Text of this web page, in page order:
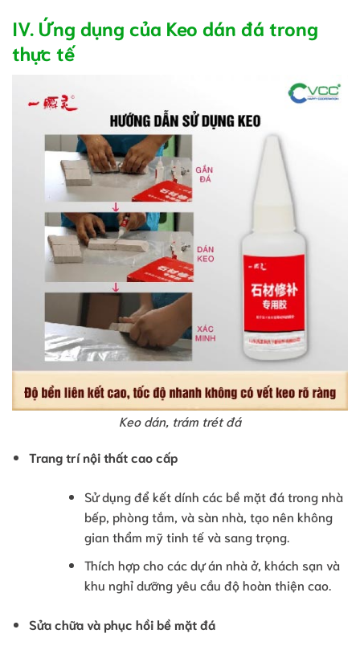
IV. Ứng dụng của Keo dán đá trong
thực tế
Keo dán, trám trét đá
Trang trí nội thất cao cấp
Sử dụng để kết dính các bề mặt đá trong nhà
bếp, phòng tắm, và sàn nhà, tạo nên không
gian thẩm mỹ tinh tế và sang trọng.
Thích hợp cho các dự án nhà ở, khách sạn và
khu nghỉ dưỡng yêu cầu độ hoàn thiện cao.
Sửa chữa và phục hồi bề mặt đá